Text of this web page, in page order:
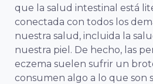
que la salud intestinal está
conectada con todos los
nuestra salud, incluida la
nuestra piel. De hecho, las
eczema suelen sufrir un
consumen algo a lo que son